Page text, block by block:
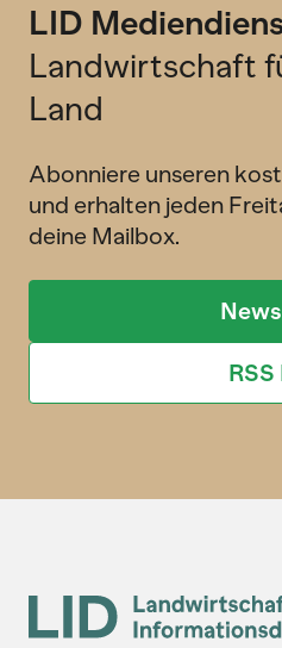
LID
Landwirtschaft
Land
Abonniere unseren
und erhalten jeden
deine Mailbox.
RSS